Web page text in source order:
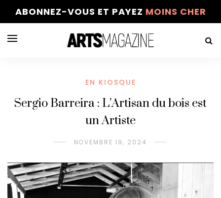
ABONNEZ-VOUS ET PAYEZ MOINS CHER
EN KIOSQUE
Sergio Barreira : L’Artisan du bois est
un Artiste
NOVEMBRE 19, 2024